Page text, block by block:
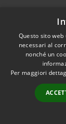
RSS
Accessibilità
Cookie
Mappa del sito
Numeri utili
Questo sito
necessari al
nonché un
Per maggiori